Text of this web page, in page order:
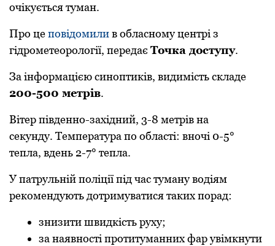
очікується туман.
Про цеповідомилив обласному центрі з
гідрометеорології, передає Точка доступу.
За інформацією синоптиків, видимість складе
200-500 метрів.
Вітер південно-західний, 3-8 метрів на
секунду. Температура по області: вночі 0-5°
тепла, вдень 2-7° тепла.
У патрульній поліції під час туману водіям
рекомендують дотримуватися таких порад:
знизити швидкість руху;
за наявності протитуманних фар увімкнути